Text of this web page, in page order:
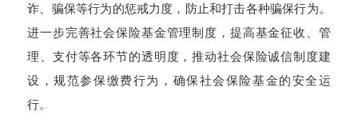
诈、骗保等行为的惩戒力度，防止和打击各种骗保行为。
进一步完善社会保险基金管理制度，提高基金征收、管
理、支付等各环节的透明度，推动社会保险诚信制度建
设，规范参保缴费行为，确保社会保险基金的安全运
行。